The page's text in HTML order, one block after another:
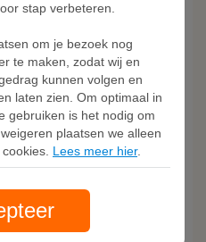
stap verbeteren.
om je bezoek nog
te maken, zodat wij en
kunnen volgen en
laten zien. Om optimaal in
gebruiken is het nodig om
plaatsen we alleen
Lees meer hier.